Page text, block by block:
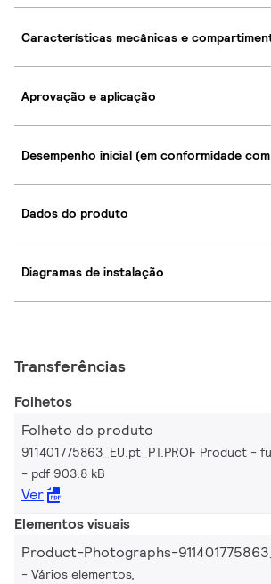
Características mecânicas e
Aprovação e aplicação
Desempenho inicial (em conformidade
Dados do produto
Diagramas de instalação
Transferências
Folhetos
Folheto do produto
911401775863_EU.pt_PT.PROF Product -
pdf 903.8 kB
Ver
Elementos visuais
Product-Photographs-
Vários elementos,